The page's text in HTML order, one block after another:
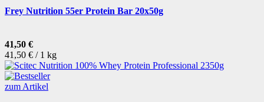
Frey Nutrition 55er Protein Bar 20x50g
41,50 €
41,50 € / 1 kg
zum Artikel